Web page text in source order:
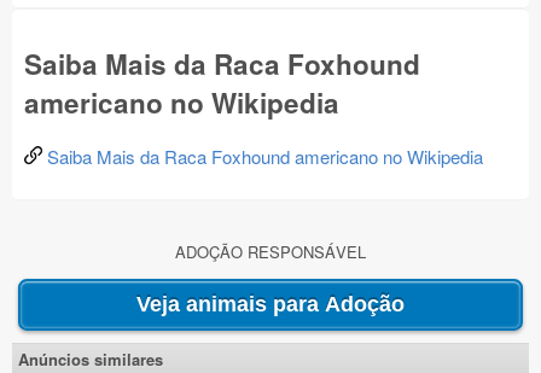
Saiba Mais da Raca Foxhound
americano no Wikipedia
Saiba Mais da Raca Foxhound americano no Wikipedia
ADOÇÃO RESPONSÁVEL
Anúncios similares